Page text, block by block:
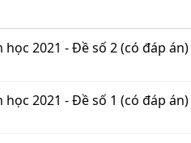
2021 - Đề số 2 (có đáp án)
2021 - Đề số 1 (có đáp án)